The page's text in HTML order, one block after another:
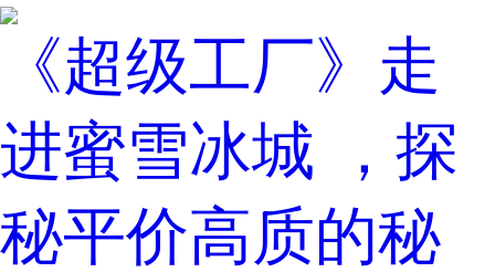
《超级工厂》走
进蜜雪冰城 ，探
秘平价高质的秘